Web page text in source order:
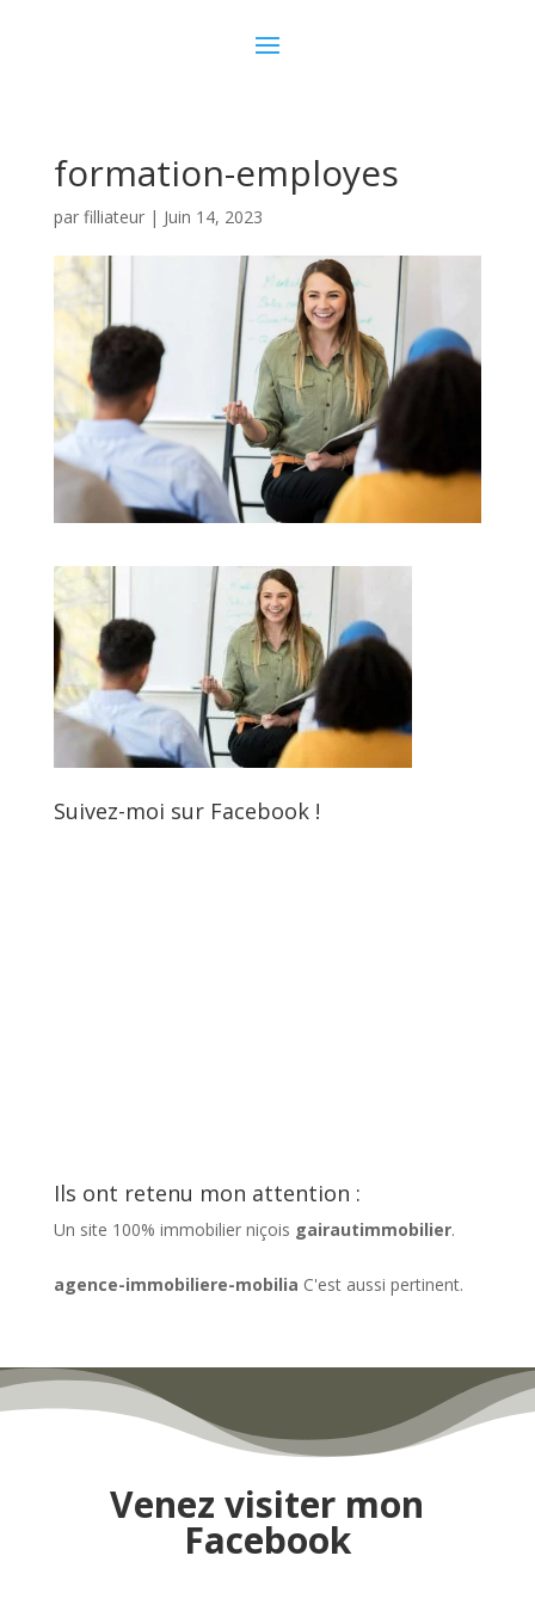
formation-employes
par filliateur| Juin 14, 2023
Suivez-moi sur Facebook !
Ils ont retenu mon attention :
Un site 100% immobilier niçois gairautimmobilier.
agence-immobiliere-mobilia C'est aussi pertinent.
Venez visiter mon
Facebook